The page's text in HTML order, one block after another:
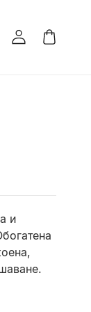
Влизане
и